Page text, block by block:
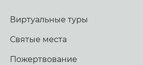
Виртуальные туры
Святые места
Пожертвование